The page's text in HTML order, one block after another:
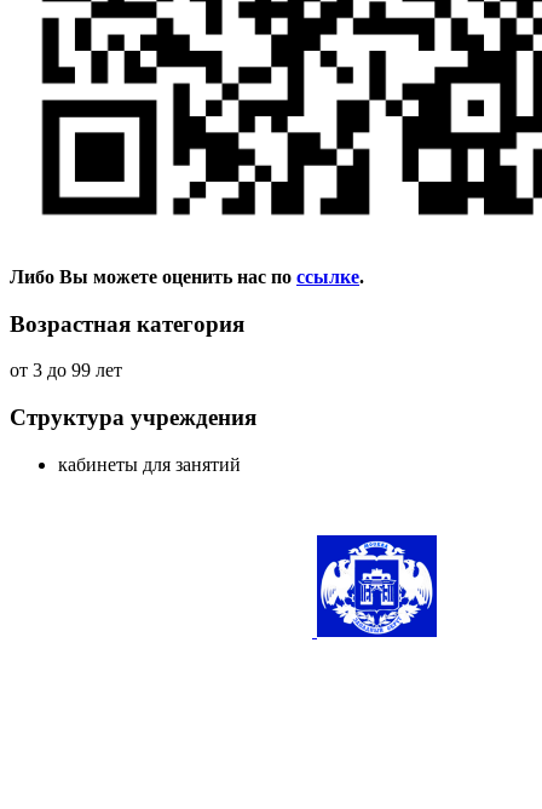
Либо Вы можете оценить нас по ссылке.
Возрастная категория
от 3 до 99 лет
Структура учреждения
кабинеты для занятий